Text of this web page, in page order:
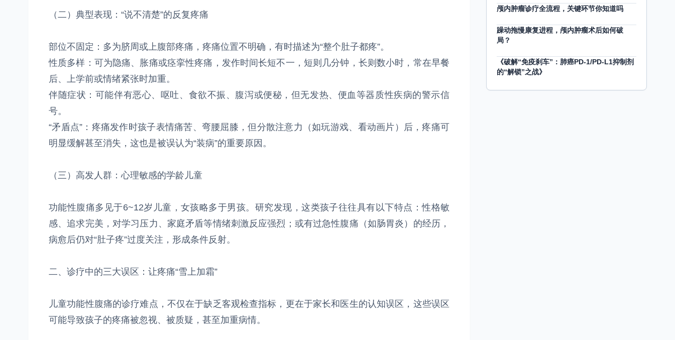
（二）典型表现：“说不清楚”的反复疼痛
部位不固定：多为脐周或上腹部疼痛，疼痛位置不明确，有时描述为“整个肚子都疼”。
性质多样：可为隐痛、胀痛或痉挛性疼痛，发作时间长短不一，短则几分钟，长则数小时，常在早餐
后、上学前或情绪紧张时加重。
伴随症状：可能伴有恶心、呕吐、食欲不振、腹泻或便秘，但无发热、便血等器质性疾病的警示信
号。
“矛盾点”：疼痛发作时孩子表情痛苦、弯腰屈膝，但分散注意力（如玩游戏、看动画片）后，疼痛可
明显缓解甚至消失，这也是被误认为“装病”的重要原因。
（三）高发人群：心理敏感的学龄儿童
功能性腹痛多见于6~12岁儿童，女孩略多于男孩。研究发现，这类孩子往往具有以下特点：性格敏
感、追求完美，对学习压力、家庭矛盾等情绪刺激反应强烈；或有过急性腹痛（如肠胃炎）的经历，
病愈后仍对“肚子疼”过度关注，形成条件反射。
二、诊疗中的三大误区：让疼痛“雪上加霜”
儿童功能性腹痛的诊疗难点，不仅在于缺乏客观检查指标，更在于家长和医生的认知误区，这些误区
可能导致孩子的疼痛被忽视、被质疑，甚至加重病情。
颅内肿瘤诊疗全流程，关键环节你知道吗
躁动拖慢康复进程，颅内肿瘤术后如何破
局？
《破解“免疫刹车”：肺癌PD-1/PD-L1抑制剂
的“解锁”之战》